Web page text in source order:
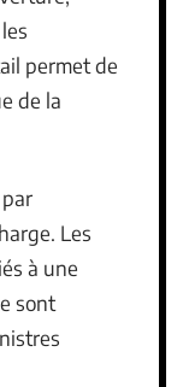
permet de
de la
Les
à une
sont